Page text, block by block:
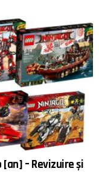
[an] – Revizuire și